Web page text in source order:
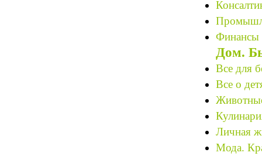
Финансы
Дом.
Все для
Все о
Личная
Мода.